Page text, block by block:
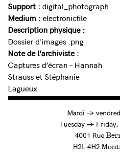
Support :digital_photograph
Medium :electronicfile
Description physique :
Dossier d'images .png
Note de l'archiviste :
Captures d’écran – Hannah
Strauss et Stéphanie
Lagueux
Mardi →à
Tuesday →toFriday,
4001 Rue
H2L 4H2